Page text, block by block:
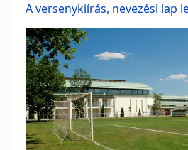
A versenykiírás, nevezési lap